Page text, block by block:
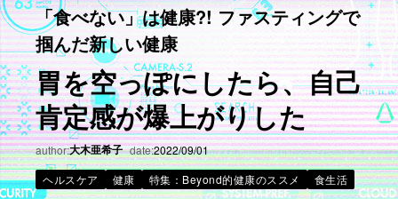
「食べない」は健康?! ファスティングで
掴んだ新しい健康
胃を空っぽにしたら、自己
肯定感が爆上がりした
author:大木亜希子 date:2022/09/01
ヘルスケア
健康 特集：Beyond的健康のススメ 食生活